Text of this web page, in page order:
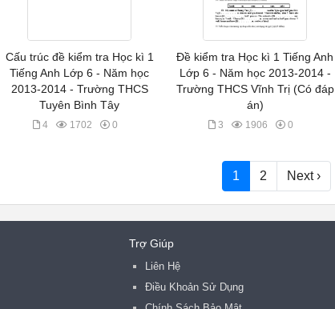
Cấu trúc đề kiểm tra Học kì 1
Tiếng Anh Lớp 6 - Năm học
2013-2014 - Trường THCS
Tuyên Bình Tây
4 1702 0
Đề kiểm tra Học kì 1 Tiếng Anh
Lớp 6 - Năm học 2013-2014 -
Trường THCS Vĩnh Trị (Có đáp
án)
3 1906 0
1 2 Next ›
Trợ Giúp
Liên Hệ
Điều Khoản Sử Dụng